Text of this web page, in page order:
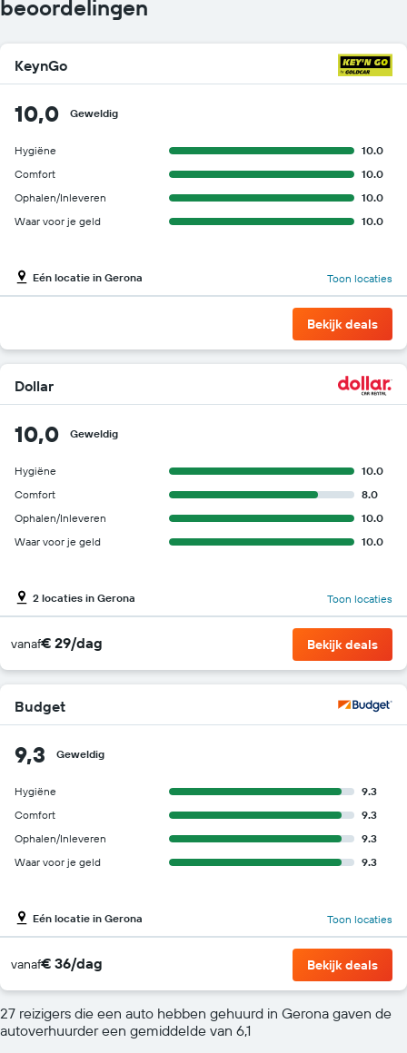
beoordelingen
KeynGo
10,0 Geweldig
Hygiëne
10.0
Comfort
10.0
Ophalen/Inleveren
10.0
Waar voor je geld
10.0
Eén locatie in Gerona Toon locaties
Bekijk deals
Dollar
10,0 Geweldig
Hygiëne
10.0
Comfort
8.0
Ophalen/Inleveren
10.0
Waar voor je geld
10.0
2 locaties in Gerona Toon locaties
vanaf€ 29/dag Bekijk deals
Budget
9,3 Geweldig
Hygiëne
9.3
Comfort
9.3
Ophalen/Inleveren
9.3
Waar voor je geld
9.3
Eén locatie in Gerona Toon locaties
vanaf€ 36/dag Bekijk deals
27 reizigers die een auto hebben gehuurd in Gerona gaven de
autoverhuurder een gemiddelde van 6,1